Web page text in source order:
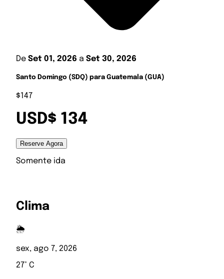
De Set 01, 2026 a Set 30, 2026
Santo Domingo (SDQ) para Guatemala (GUA)
$147
USD$ 134
Reserve Agora
Somente ida
Clima
🌦️
sex, ago 7, 2026
27° C